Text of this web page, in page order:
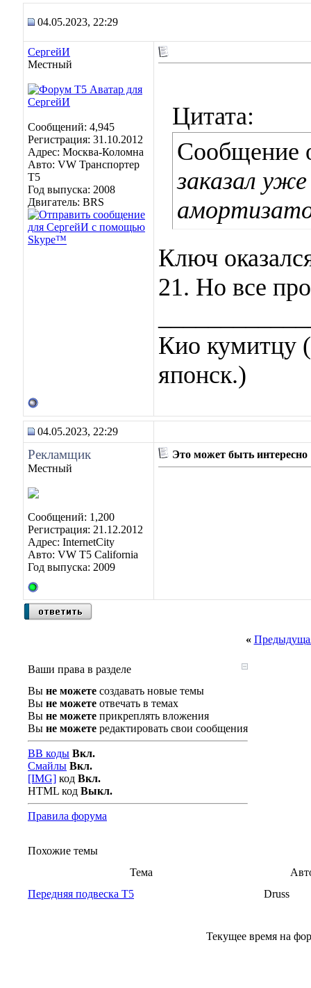
04.05.2023, 22:29
СергейИ
Местный
Сообщений: 4,945
Регистрация: 31.10.2012
Адрес: Москва-Коломна
Авто: VW Транспортер
Т5
Год выпуска: 2008
Двигатель: BRS
Цитата:
Сообщение
заказал
Ключ
21. Но все
Кио кумитцу
японск.)
04.05.2023, 22:29
Рекламщик
Местный
Сообщений: 1,200
Регистрация: 21.12.2012
Адрес: InternetCity
Авто: VW T5 California
Год выпуска: 2009
Это может быть интересно
«
Ваши права в разделе
Вы не можете создавать новые темы
Вы не можете отвечать в темах
Вы не можете прикреплять вложения
Вы не можете редактировать свои сообщения
BB коды Вкл.
Смайлы Вкл.
[IMG] код Вкл.
HTML код Выкл.
Правила форума
Похожие темы
Тема
Передняя подвеска T5
Druss
Текущее время на